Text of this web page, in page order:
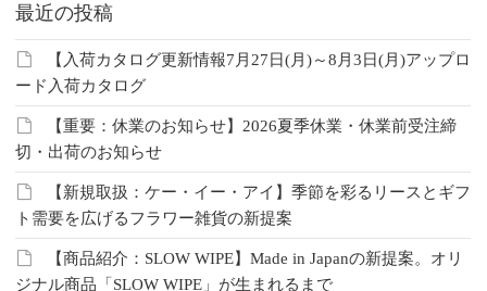
最近の投稿
【入荷カタログ更新情報7月27日(月)～8月3日(月)アップロ
ード入荷カタログ
【重要：休業のお知らせ】2026夏季休業・休業前受注締
切・出荷のお知らせ
【新規取扱：ケー・イー・アイ】季節を彩るリースとギフ
ト需要を広げるフラワー雑貨の新提案
【商品紹介：SLOW WIPE】Made in Japanの新提案。オリ
ジナル商品「SLOW WIPE」が生まれるまで